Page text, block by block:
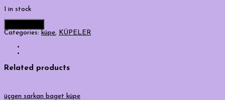
1 in stock
Categories: küpe, KÜPELER
Related products
üçgen sarkan baget küpe